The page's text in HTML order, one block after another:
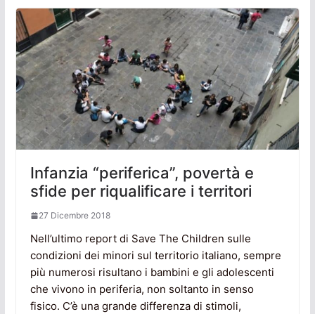
Infanzia “periferica”, povertà e
sfide per riqualificare i territori
27 Dicembre 2018
Nell’ultimo report di Save The Children sulle
condizioni dei minori sul territorio italiano, sempre
più numerosi risultano i bambini e gli adolescenti
che vivono in periferia, non soltanto in senso
fisico. C’è una grande differenza di stimoli,